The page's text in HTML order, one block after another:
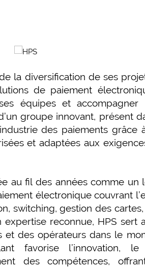
la diversification de ses
de paiement
équipes et accompagner
groupe innovant, présent
des paiements grâce
et adaptées aux
au fil des années comme un
électronique couvrant
switching, gestion des
reconnue, HPS sert
et des opérateurs dans le
favorise l’innovation,
des compétences,